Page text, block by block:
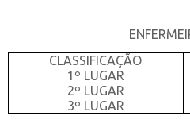
CLASSIFICAÇÃO
1º LUGAR
2º LUGAR
3º LUGAR